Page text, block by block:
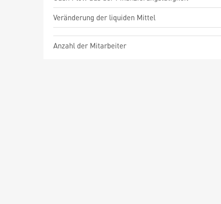
Veränderung der liquiden Mittel
Anzahl der Mitarbeiter